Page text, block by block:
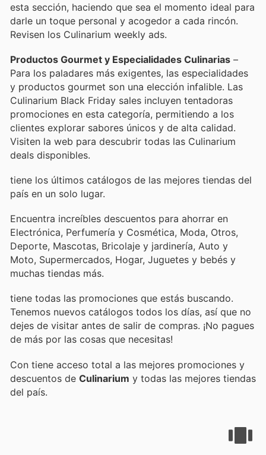
esta sección, haciendo que sea el momento ideal para
darle un toque personal y acogedor a cada rincón.
Revisen los Culinarium weekly ads.
Productos Gourmet y Especialidades Culinarias –
Para los paladares más exigentes, las especialidades
y productos gourmet son una elección infalible. Las
Culinarium Black Friday sales incluyen tentadoras
promociones en esta categoría, permitiendo a los
clientes explorar sabores únicos y de alta calidad.
Visiten la web para descubrir todas las Culinarium
deals disponibles.
tiene los últimos catálogos de las mejores tiendas del
país en un solo lugar.
Encuentra increíbles descuentos para ahorrar en
Electrónica, Perfumería y Cosmética, Moda, Otros,
Deporte, Mascotas, Bricolaje y jardinería, Auto y
Moto, Supermercados, Hogar, Juguetes y bebés y
muchas tiendas más.
tiene todas las promociones que estás buscando.
Tenemos nuevos catálogos todos los días, así que no
dejes de visitar antes de salir de compras. ¡No pagues
de más por las cosas que necesitas!
Con tiene acceso total a las mejores promociones y
descuentos de Culinarium y todas las mejores tiendas
del país.